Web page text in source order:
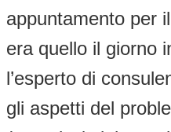
appuntamento per
era quello il giorno
l’esperto di
gli aspetti del